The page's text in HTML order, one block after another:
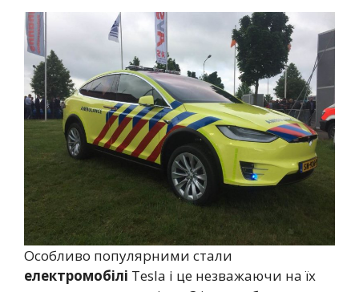
Особливо популярними стали
електромобілі Tesla і це незважаючи на їх